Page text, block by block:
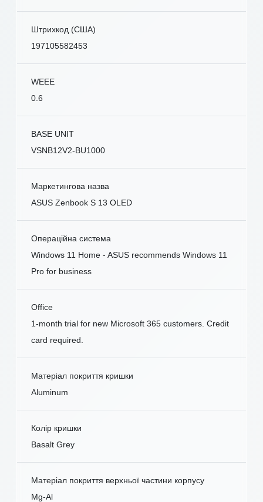
Штрихкод (США)
197105582453
WEEE
0.6
BASE UNIT
VSNB12V2-BU1000
Маркетингова назва
ASUS Zenbook S 13 OLED
Операційна система
Windows 11 Home - ASUS recommends Windows 11
Pro for business
Office
1-month trial for new Microsoft 365 customers. Credit
card required.
Матеріал покриття кришки
Aluminum
Колір кришки
Basalt Grey
Матеріал покриття верхньої частини корпусу
Mg-Al